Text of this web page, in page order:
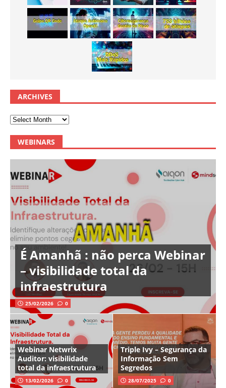
ARCHIVES
WEBINARS
É Amanhã : não perca Webinar
– visibilidade total da
infraestrutura
25/02/2026 0
Webinar Netwrix
Auditor: visibilidade
total da infraestrutura
13/02/2026 0
Triple Ivy – Segurança da
Informação Sem
Segredos
28/07/2025 0